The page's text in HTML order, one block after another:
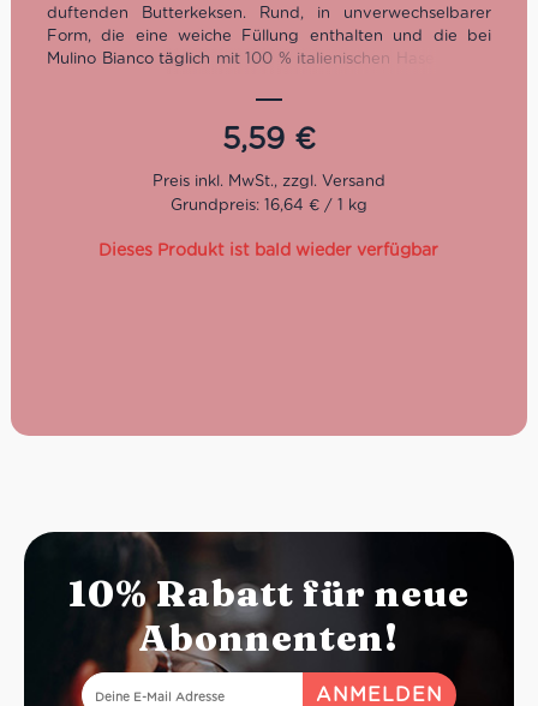
duftenden Butterkeksen. Rund, in unverwechselbarer
Form, die eine weiche Füllung enthalten und die bei
Mulino Bianco täglich mit 100 % italienischen Haselnüssen
klassischen Verpackung von Mulino Bianco als auch in
den praktischen Einzelportionen zum immer dabei
haben. Einfach perfekt zum Frühstück, Snack
zwischendurch oder am Nachmittag zum Kaffee. Dank
der kleinen Verpackungen bleiben die Kekse nach der
5,59 €
Grundpreis: 16,64 € / 1 kg
Dieses Produkt ist bald wieder verfügbar
10% Rabatt für neue
Abonnenten!